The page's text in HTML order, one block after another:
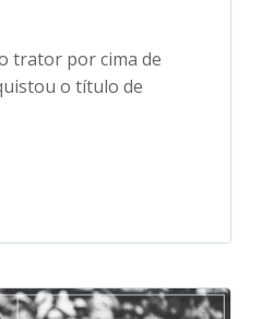
trator por cima de
o título de